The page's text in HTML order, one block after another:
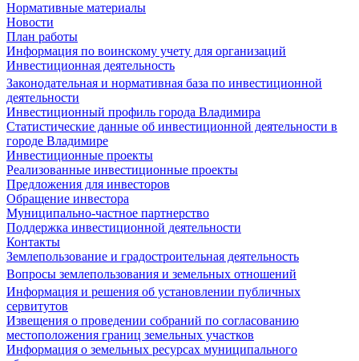
Нормативные материалы
Новости
План работы
Информация по воинскому учету для организаций
Инвестиционная деятельность
Законодательная и нормативная база по инвестиционной
деятельности
Инвестиционный профиль города Владимира
Статистические данные об инвестиционной деятельности в
городе Владимире
Инвестиционные проекты
Реализованные инвестиционные проекты
Предложения для инвесторов
Обращение инвестора
Муниципально-частное партнерство
Поддержка инвестиционной деятельности
Контакты
Землепользование и градостроительная деятельность
Вопросы землепользования и земельных отношений
Информация и решения об установлении публичных
сервитутов
Извещения о проведении собраний по согласованию
местоположения границ земельных участков
Информация о земельных ресурсах муниципального